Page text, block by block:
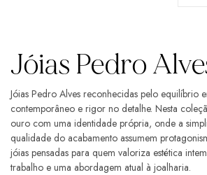
Jóias Pedro
Jóias Pedro Alves reconhecidas pelo equilíbrio
contemporâneo e rigor no detalhe. Nesta
ouro com uma identidade própria, onde a
qualidade do acabamento assumem
jóias pensadas para quem valoriza estética
trabalho e uma abordagem atual à joalharia.